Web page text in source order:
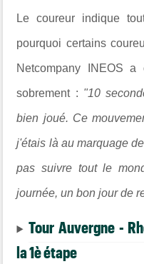
Le coureur indique
pourquoi certains
Netcompany INEOS
sobrement : "10
bien joué. Ce
j'étais là au marquage
pas suivre tout le
journée, un bon jour de
Tour Auvergne -
la 1è étape